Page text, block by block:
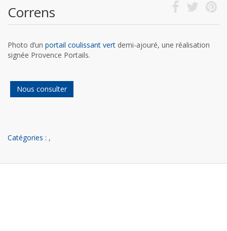
Correns
Photo d’un portail coulissant vert demi-ajouré, une réalisation
signée Provence Portails.
Nous consulter
Catégories : ,